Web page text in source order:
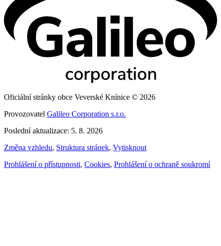
Oficiální stránky obce Veverské Knínice © 2026
Provozovatel Galileo Corporation s.r.o.
Poslední aktualizace: 5. 8. 2026
Změna vzhledu, Struktura stránek, Vytisknout
Prohlášení o přístupnosti, Cookies, Prohlášení o ochraně soukromí